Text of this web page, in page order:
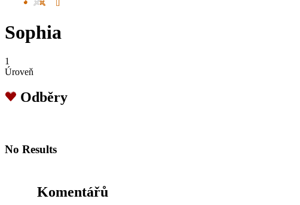
Sophia
1
Úroveň
Odběry
No Results
Komentářů